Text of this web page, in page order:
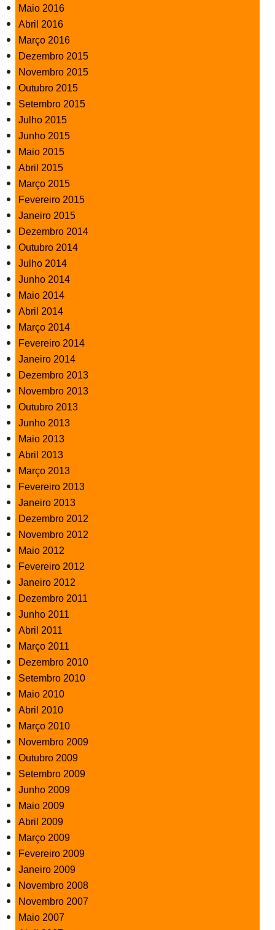
Maio 2016
Abril 2016
Março 2016
Dezembro 2015
Novembro 2015
Outubro 2015
Setembro 2015
Julho 2015
Junho 2015
Maio 2015
Abril 2015
Março 2015
Fevereiro 2015
Janeiro 2015
Dezembro 2014
Outubro 2014
Julho 2014
Junho 2014
Maio 2014
Abril 2014
Março 2014
Fevereiro 2014
Janeiro 2014
Dezembro 2013
Novembro 2013
Outubro 2013
Junho 2013
Maio 2013
Abril 2013
Março 2013
Fevereiro 2013
Janeiro 2013
Dezembro 2012
Novembro 2012
Maio 2012
Fevereiro 2012
Janeiro 2012
Dezembro 2011
Junho 2011
Abril 2011
Março 2011
Dezembro 2010
Setembro 2010
Maio 2010
Abril 2010
Março 2010
Novembro 2009
Outubro 2009
Setembro 2009
Junho 2009
Maio 2009
Abril 2009
Março 2009
Fevereiro 2009
Janeiro 2009
Novembro 2008
Novembro 2007
Maio 2007